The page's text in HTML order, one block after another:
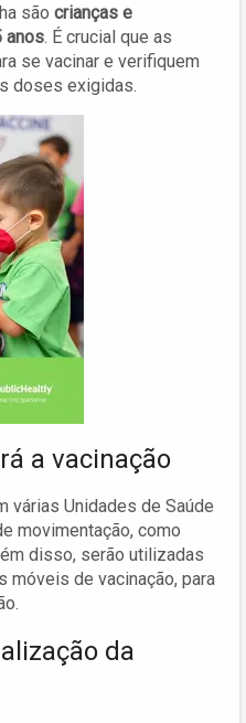
são crianças e
anos. É crucial que as
se vacinar e verifiquem
doses exigidas.
a vacinação
várias Unidades de Saúde
movimentação, como
disso, serão utilizadas
móveis de vacinação, para
da